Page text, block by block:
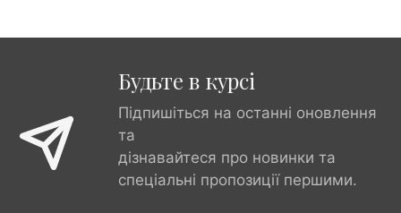
Будьте в курсі
Підпишіться на останні оновлення
та
дізнавайтеся про новинки та
спеціальні пропозиції першими.